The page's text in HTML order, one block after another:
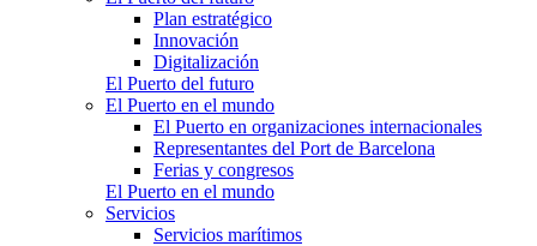
Plan estratégico
Innovación
Digitalización
El Puerto del futuro
El Puerto en el mundo
El Puerto en organizaciones internacionales
Representantes del Port de Barcelona
Ferias y congresos
El Puerto en el mundo
Servicios
Servicios marítimos